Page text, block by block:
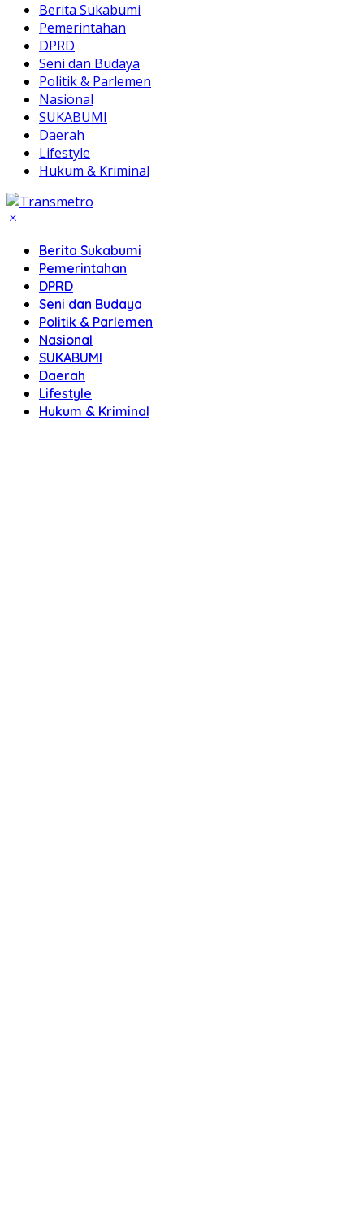
Berita Sukabumi
Pemerintahan
DPRD
Seni dan Budaya
Politik & Parlemen
Nasional
SUKABUMI
Daerah
Lifestyle
Hukum & Kriminal
Berita Sukabumi
Pemerintahan
DPRD
Seni dan Budaya
Politik & Parlemen
Nasional
SUKABUMI
Daerah
Lifestyle
Hukum & Kriminal